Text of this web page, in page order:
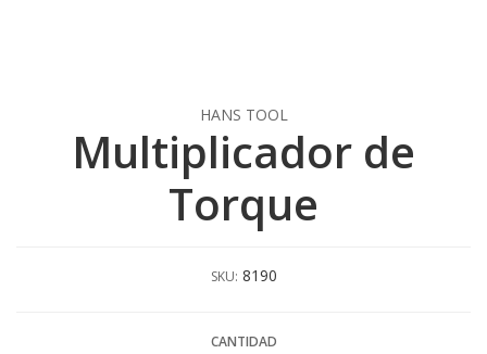
HANS TOOL
Multiplicador de
Torque
SKU: 8190
CANTIDAD